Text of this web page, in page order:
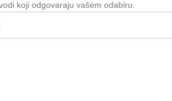
koji odgovaraju vašem odabiru.